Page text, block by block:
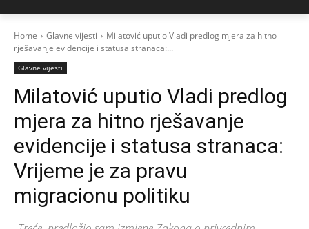
Home Glavne vijesti
Milatović uputio Vladi predlog mjera za hitno
rješavanje evidencije i statusa stranaca:...
Glavne vijesti
Milatović uputio Vladi predlog
mjera za hitno rješavanje
evidencije i statusa stranaca:
Vrijeme je za pravu
migracionu politiku